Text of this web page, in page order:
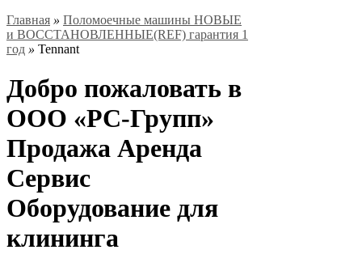
Главная » Поломоечные машины НОВЫЕ
и ВОССТАНОВЛЕННЫЕ(REF) гарантия 1
год » Tennant
Добро пожаловать в
ООО «РС-Групп»
Продажа Аренда
Сервис
Оборудование для
клининга